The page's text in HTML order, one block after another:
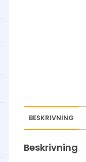
BESKRIVNING
Beskrivning